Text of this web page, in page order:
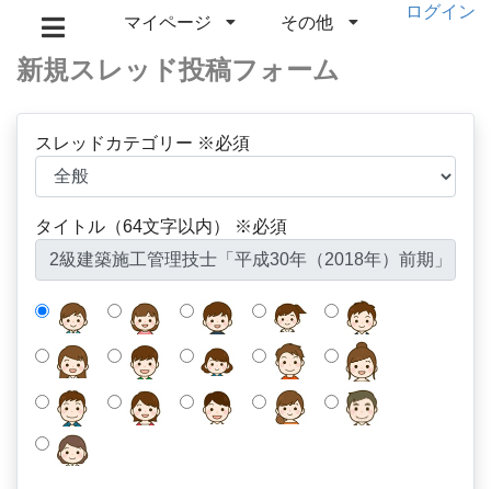
マイページ その他
ログイン
新規スレッド投稿フォーム
スレッドカテゴリー ※必須
タイトル（64文字以内） ※必須